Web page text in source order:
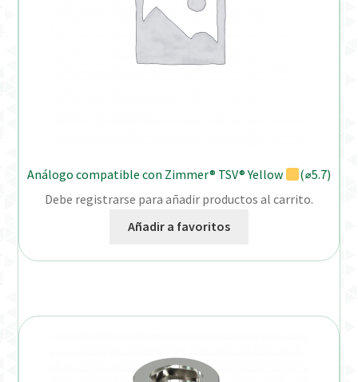
Análogo compatible con Zimmer® TSV® Yellow
(⌀5.7)
Debe registrarse para añadir productos al carrito.
Añadir a favoritos